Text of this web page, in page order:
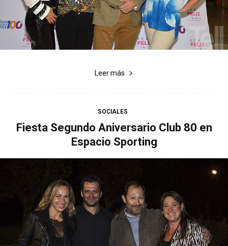
Leer más
SOCIALES
Fiesta Segundo Aniversario Club 80 en
Espacio Sporting